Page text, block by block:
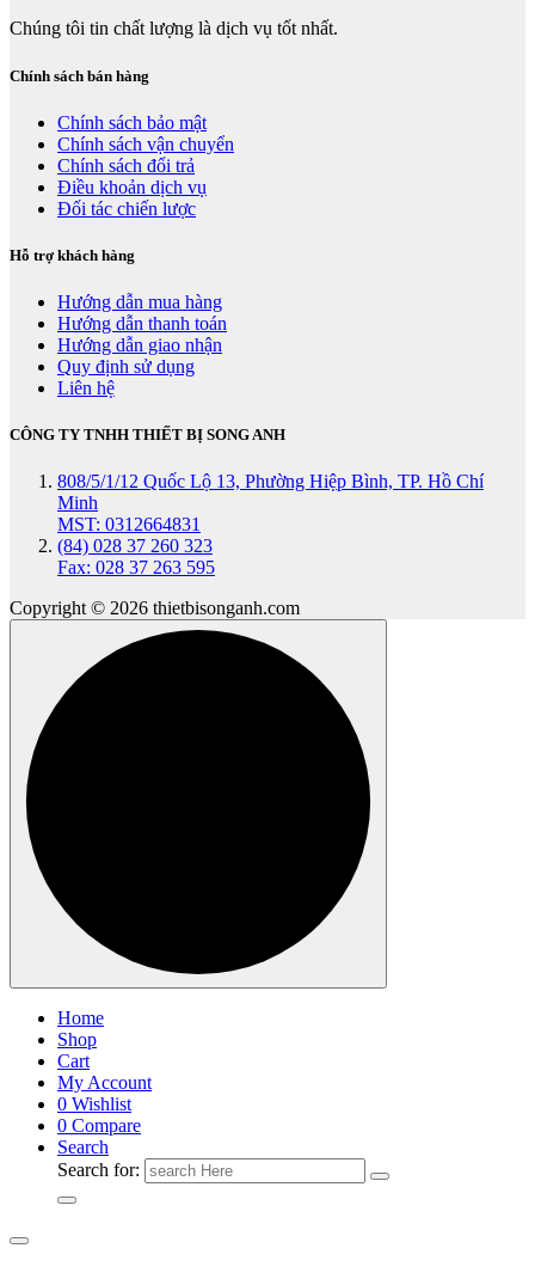
Chúng tôi tin chất lượng là dịch vụ tốt nhất.
Chính sách bán hàng
Chính sách bảo mật
Chính sách vận chuyển
Chính sách đổi trả
Điều khoản dịch vụ
Đối tác chiến lược
Hỗ trợ khách hàng
Hướng dẫn mua hàng
Hướng dẫn thanh toán
Hướng dẫn giao nhận
Quy định sử dụng
Liên hệ
CÔNG TY TNHH THIẾT BỊ SONG ANH
808/5/1/12 Quốc Lộ 13, Phường Hiệp Bình, TP. Hồ Chí
Minh
MST: 0312664831
(84) 028 37 260 323
Fax: 028 37 263 595
Copyright © 2026 thietbisonganh.com
Home
Shop
Cart
My Account
0 Wishlist
0 Compare
Search
Search for: